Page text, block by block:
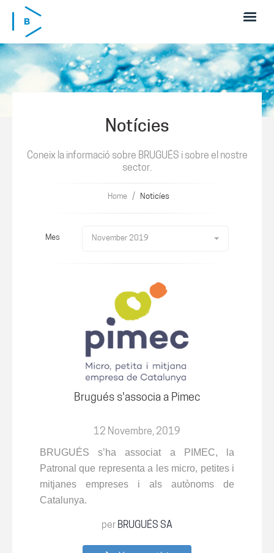
Skip to main content
Notícies
Coneix la informació sobre BRUGUÉS i sobre el nostre
sector.
Home / Noticíes
Mes November 2019
Brugués s'associa a Pimec
12 Novembre, 2019
BRUGUÉS s’ha associat a PIMEC, la
Patronal que representa a les micro, petites i
mitjanes empreses i als autònoms de
Catalunya.
per BRUGUÉS SA